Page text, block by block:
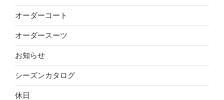
オーダーコート
オーダースーツ
お知らせ
シーズンカタログ
休日